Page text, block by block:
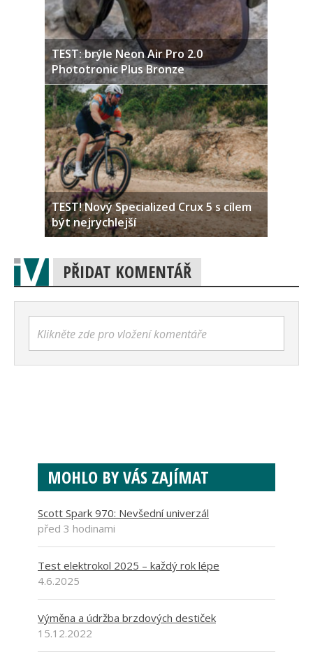
TEST: brýle Neon Air Pro 2.0
Phototronic Plus Bronze
TEST! Nový Specialized Crux 5 s cílem
být nejrychlejší
PŘIDAT KOMENTÁŘ
Klikněte zde pro vložení komentáře
MOHLO BY VÁS ZAJÍMAT
Scott Spark 970: Nevšední univerzál
před 3 hodinami
Test elektrokol 2025 – každý rok lépe
4.6.2025
Výměna a údržba brzdových destiček
15.12.2022